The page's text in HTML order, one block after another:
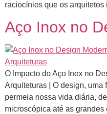
raciocínios que os
Aço Inox no
O Impacto do Aço Inox no
Arquiteturas | O design, uma
permeia nossa vida diária,
microscópica até as